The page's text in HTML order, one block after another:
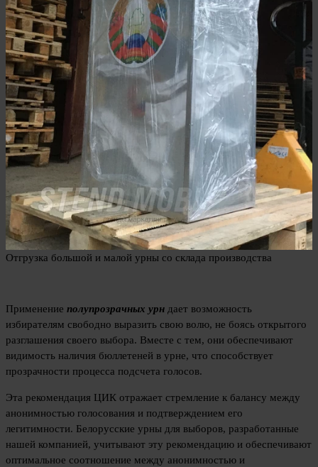
Отгрузка большой и малой урны со склада производства
Применение полупрозрачных урн дает возможность
избирателям свободно выразить свою волю, не боясь открытого
разглашения своего выбора. Вместе с тем, они обеспечивают
видимость наличия бюллетеней в урне, что способствует
прозрачности процесса подсчета голосов.
Эта рекомендация ЦИК отражает стремление к балансу между
анонимностью голосования и подтверждением его
легитимности. Белорусские урны для выборов, разработанные
нашей компанией, учитывают эту рекомендацию и обеспечивают
оптимальное соотношение между анонимностью и